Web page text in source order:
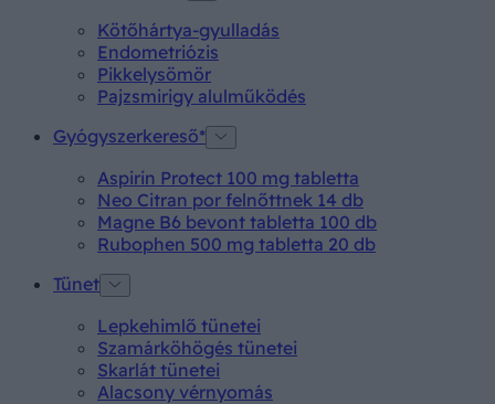
Kötőhártya-gyulladás
Endometriózis
Pikkelysömör
Pajzsmirigy alulműködés
Gyógyszerkereső*
Aspirin Protect 100 mg tabletta
Neo Citran por felnőttnek 14 db
Magne B6 bevont tabletta 100 db
Rubophen 500 mg tabletta 20 db
Tünet
Lepkehimlő tünetei
Szamárköhögés tünetei
Skarlát tünetei
Alacsony vérnyomás